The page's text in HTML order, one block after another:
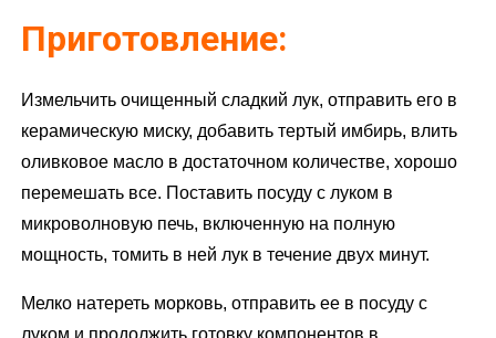
Приготовление:
Измельчить очищенный сладкий лук, отправить его в
керамическую миску, добавить тертый имбирь, влить
оливковое масло в достаточном количестве, хорошо
перемешать все. Поставить посуду с луком в
микроволновую печь, включенную на полную
мощность, томить в ней лук в течение двух минут.
Мелко натереть морковь, отправить ее в посуду с
луком и продолжить готовку компонентов в